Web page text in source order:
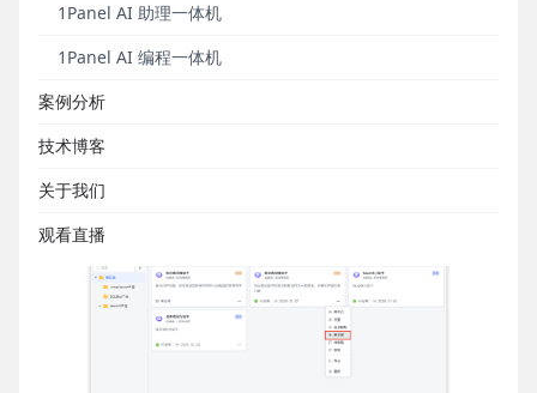
1Panel AI 助理一体机
1Panel AI 编程一体机
案例分析
技术博客
关于我们
观看直播
体均新增了触发器能力，可以配置定时、事件等触发
条件，实现智能体自动化触发执行。这一功能支持用
理的及时性与执行效率。